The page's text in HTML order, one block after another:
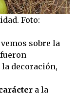
Foto:
sobre la
decoración,
a la